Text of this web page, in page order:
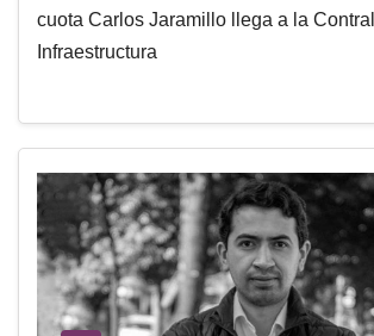
cuota Carlos Jaramillo llega a la
Infraestructura